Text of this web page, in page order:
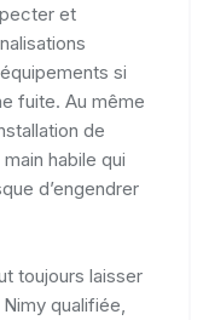
et
si
fuite. Au même
de
habile qui
d’engendrer
toujours laisser
qualifiée,